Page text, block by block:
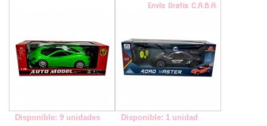
Disponible: 9 unidades
Envío Gratis C.A.B.A.
Disponible: 1 unidad